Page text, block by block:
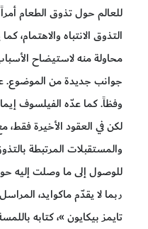
للعالم حول تذوق الطعام
التذوق الانتباه والاهتمام،
محاولة منه لاستيضاح
جوانب جديدة من الموضوع.
وفظاً. كما عدّه الفيلسوف
لكن في العقود الأخيرة فقط،
والمستقبلات المرتبطة
للوصول إلى ما وصلت إليه
ربما لا يقدّم ماكوايد،
تايمز بيكايون »، كتابه